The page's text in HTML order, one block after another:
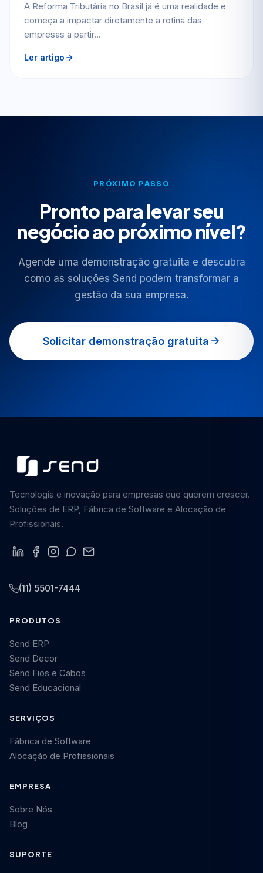
A Reforma Tributária no Brasil já é uma realidade e
começa a impactar diretamente a rotina das
empresas a partir...
Ler artigo
PRÓXIMO PASSO
Pronto para levar seu
negócio ao próximo nível?
Agende uma demonstração gratuita e descubra
como as soluções Send podem transformar a
gestão da sua empresa.
Solicitar demonstração gratuita
Tecnologia e inovação para empresas que querem crescer.
Soluções de ERP, Fábrica de Software e Alocação de
Profissionais.
(11) 5501-7444
PRODUTOS
Send ERP
Send Decor
Send Fios e Cabos
Send Educacional
SERVIÇOS
Fábrica de Software
Alocação de Profissionais
EMPRESA
Sobre Nós
Blog
SUPORTE